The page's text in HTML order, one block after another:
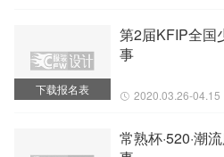
下载报名表
第2届KFIP全国
事
2020.03.26-04.15
常熟杯·520·潮